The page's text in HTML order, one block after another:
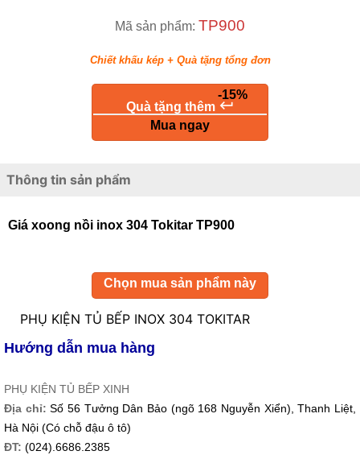
Mã sản phẩm: TP900
Chiết khấu kép + Quà tặng tổng đơn
-15%
Quà tặng thêm keyboard_return
Mua ngay
Thông tin sản phẩm
Giá xoong nồi inox 304 Tokitar TP900
Chọn mua sản phẩm này
PHỤ KIỆN TỦ BẾP INOX 304 TOKITAR
Hướng dẫn mua hàng
PHỤ KIỆN TỦ BẾP XINH
Địa chỉ: Số 56 Tưởng Dân Bảo (ngõ 168 Nguyễn Xiển), Thanh Liệt,
Hà Nội (Có chỗ đậu ô tô)
ĐT: (024).6686.2385